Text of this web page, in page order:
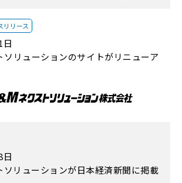
リリース
ソリューションのサイトがリニューア
ソリューションが日本経済新聞に掲載